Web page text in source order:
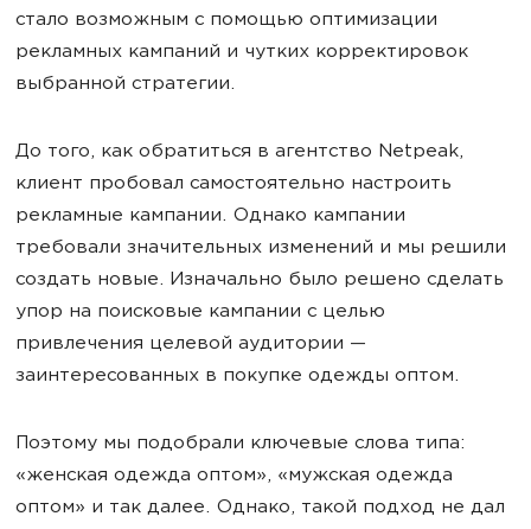
стало возможным с помощью оптимизации
рекламных кампаний и чутких корректировок
выбранной стратегии.
До того, как обратиться в агентство Netpeak,
клиент пробовал самостоятельно настроить
рекламные кампании. Однако кампании
требовали значительных изменений и мы решили
создать новые. Изначально было решено сделать
упор на поисковые кампании с целью
привлечения целевой аудитории —
заинтересованных в покупке одежды оптом.
Поэтому мы подобрали ключевые слова типа:
«женская одежда оптом», «мужская одежда
оптом» и так далее. Однако, такой подход не дал